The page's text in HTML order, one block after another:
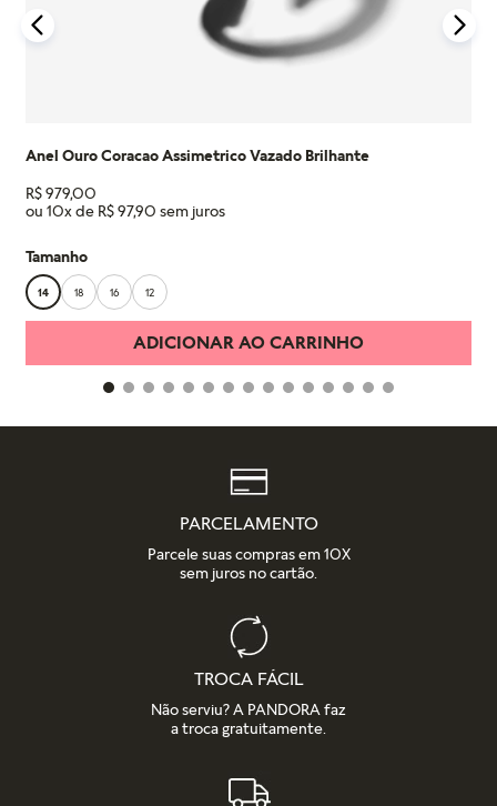
Anel Ouro Coracao Assimetrico Vazado Brilhante
R$979,00
ou 10x de R$97,90
Tamanho
14 18 16 12
ADICIONAR AO CARRINHO
PARCELAMENTO
Parcele suas compras em 10X
sem juros no cartão.
TROCA FÁCIL
Não serviu? A PANDORA faz
a troca gratuitamente.